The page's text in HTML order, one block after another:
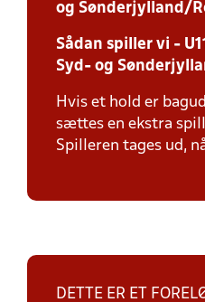
og Sønderjylland/
Sådan spiller vi -
Syd- og
Hvis et hold er
sættes en ekstra
Spilleren tages ud,
DETTE ER ET